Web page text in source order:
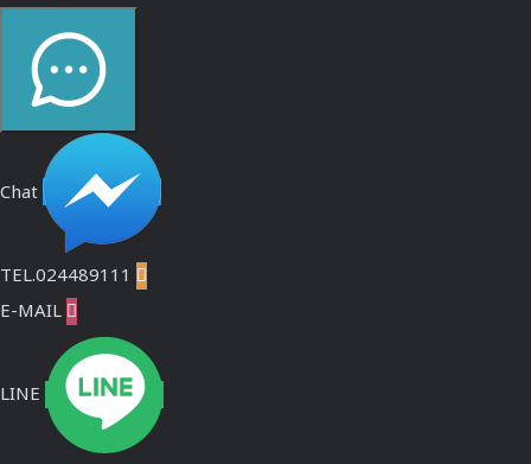
Chat
TEL.024489111 
E-MAIL 
LINE